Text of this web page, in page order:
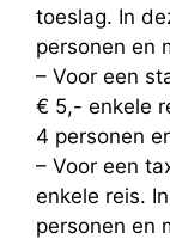
toeslag. In
personen en
– Voor een
€ 5,- enkele
4 personen
– Voor een
enkele reis.
personen en